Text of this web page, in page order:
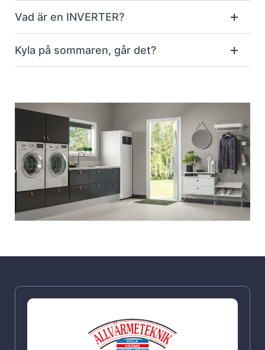
Vad är en INVERTER?
Kyla på sommaren, går det?